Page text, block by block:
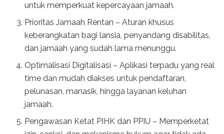
untuk memperkuat kepercayaan jamaah.
Prioritas Jamaah Rentan – Aturan khusus
keberangkatan bagi lansia, penyandang disabilitas,
dan jamaah yang sudah lama menunggu.
Optimalisasi Digitalisasi – Aplikasi terpadu yang real
time dan mudah diakses untuk pendaftaran,
pelunasan, manasik, hingga layanan keluhan
jamaah.
Pengawasan Ketat PIHK dan PPIU – Memperketat